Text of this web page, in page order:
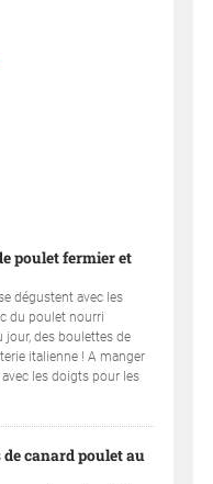
poulet fermier et
dégustent avec les
du poulet nourri
jour, des boulettes de
italienne ! A manger
les doigts pour les
de canard poulet au